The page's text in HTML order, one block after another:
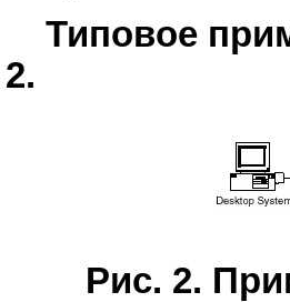
Типовое
2.
Рис. 2.